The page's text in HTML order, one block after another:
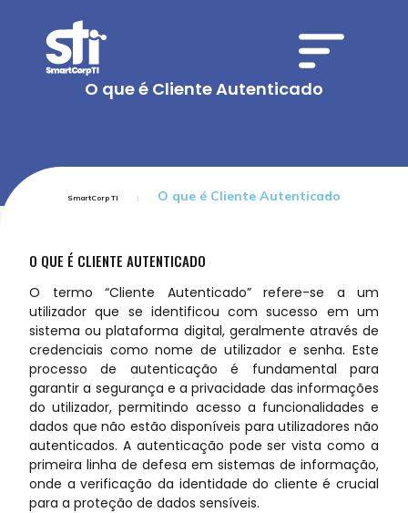
O que é Cliente Autenticado
SmartCorp TI O que é Cliente Autenticado
O QUE É CLIENTE AUTENTICADO
O termo “Cliente Autenticado” refere-se a um
utilizador que se identificou com sucesso em um
sistema ou plataforma digital, geralmente através de
credenciais como nome de utilizador e senha. Este
processo de autenticação é fundamental para
garantir a segurança e a privacidade das informações
do utilizador, permitindo acesso a funcionalidades e
dados que não estão disponíveis para utilizadores não
autenticados. A autenticação pode ser vista como a
primeira linha de defesa em sistemas de informação,
onde a verificação da identidade do cliente é crucial
para a proteção de dados sensíveis.